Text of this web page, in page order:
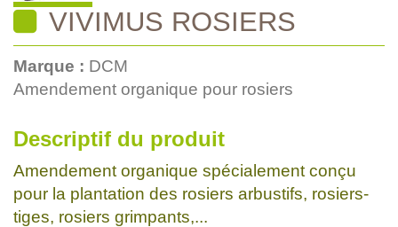
VIVIMUS ROSIERS
Marque : DCM
Amendement organique pour rosiers
Descriptif du produit
Amendement organique spécialement conçu
pour la plantation des rosiers arbustifs, rosiers-
tiges, rosiers grimpants,...